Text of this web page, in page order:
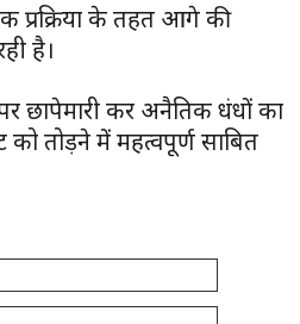
प्रक्रिया के तहत आगे की
है।
छापेमारी कर अनैतिक धंधों का
को तोड़ने में महत्वपूर्ण साबित